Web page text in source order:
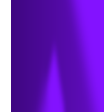
Qu’est-
non